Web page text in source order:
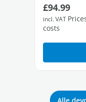
Regular
£94.99
incl. VAT
costs